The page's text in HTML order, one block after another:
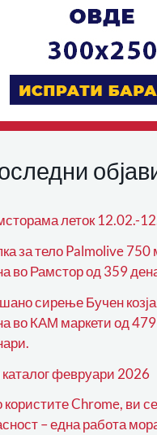
леток 12.02.-
за тело Palmolive
во Рамстор од 359
сирење Бучен
во КАМ маркети од
февруари 2026
користите Chrome, ви
– една работа